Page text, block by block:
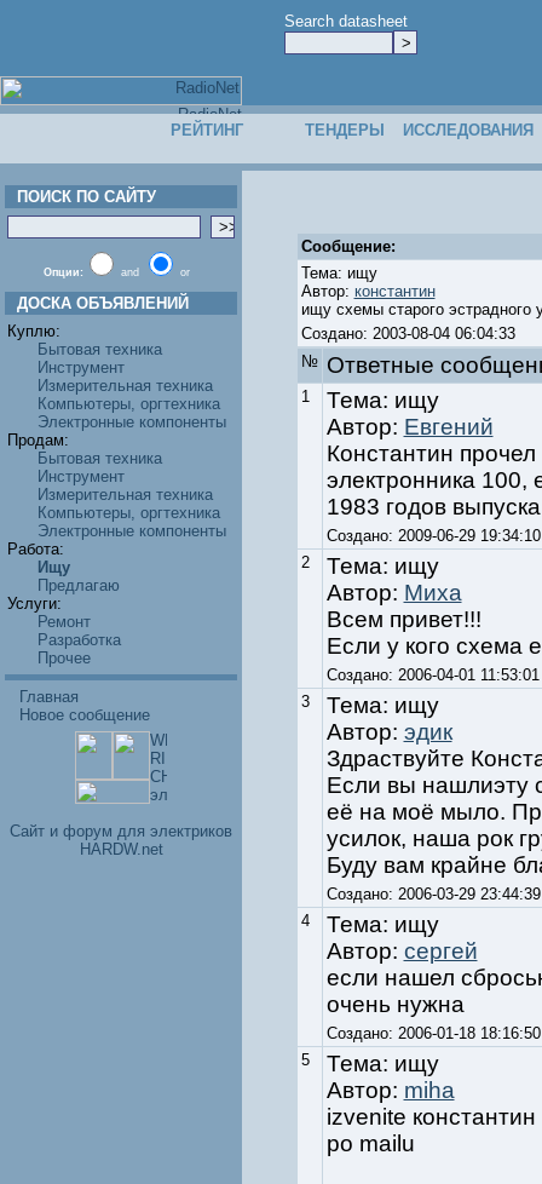
Search datasheet
РЕЙТИНГ ТЕНДЕРЫ ИССЛЕДОВАНИЯ
ПОИСК ПО САЙТУ
Опции: and or
ДОСКА ОБЪЯВЛЕНИЙ
Куплю:
Бытовая техника
Инструмент
Измерительная техника
Компьютеры, оргтехника
Электронные компоненты
Продам:
Бытовая техника
Инструмент
Измерительная техника
Компьютеры, оргтехника
Электронные компоненты
Работа:
Ищу
Предлагаю
Услуги:
Ремонт
Разработка
Прочее
Главная
Новое сообщение
Cайт и форум для электриков
HARDW.net
Сообщение:
Тема: ищу
Автор: константин
ищу схемы старого эстрадного
Создано: 2003-08-04 06:04:33
№ Ответные
1
Тема: ищу
Автор: Евгений
Константин
электронника 100,
1983 годов
Создано: 2009-06-29
2
Тема: ищу
Автор: Миха
Всем привет!!!
Если у кого схема
Создано: 2006-04-01
3
Тема: ищу
Автор: эдик
Здраствуйте
Если вы нашлиэту
её на моё мыло.
усилок, наша рок
Буду вам крайне
Создано: 2006-03-29
4
Тема: ищу
Автор: сергей
если нашел
очень нужна
Создано: 2006-01-18
5
Тема: ищу
Автор: miha
izvenite
po mailu